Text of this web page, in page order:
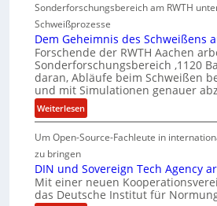
h
r
h
e
i
s
h
i
p
e
k
l
e
i
u
g
e
n
G
l
e
n
z
w
i
r
a
e
p
L
ü
b
e
r
n
m
t
M
i
Sonderforschungsbereich am RWTH
Schweißprozesse
Dem Geheimnis des Schweißens
Forschende der RWTH Aachen
Sonderforschungsbereich ‚1120
daran, Abläufe beim Schweißen
und mit Simulationen genauer
Weiterlesen:
D
e
G
e
h
Um Open-Source-Fachleute in
zu bringen
DIN und Sovereign Tech Agency
Mit einer neuen
das Deutsche Institut für